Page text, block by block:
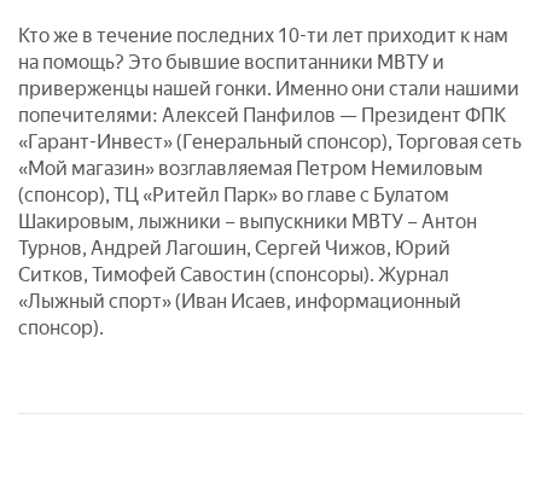
Кто же в течение последних 10-ти лет приходит к нам
на помощь? Это бывшие воспитанники МВТУ и
приверженцы нашей гонки. Именно они стали нашими
попечителями: Алексей Панфилов — Президент ФПК
«Гарант-Инвест» (Генеральный спонсор), Торговая сеть
«Мой магазин» возглавляемая Петром Немиловым
(спонсор), ТЦ «Ритейл Парк» во главе с Булатом
Шакировым, лыжники – выпускники МВТУ – Антон
Турнов, Андрей Лагошин, Сергей Чижов, Юрий
Ситков, Тимофей Савостин (спонсоры). Журнал
«Лыжный спорт» (Иван Исаев, информационный
спонсор).